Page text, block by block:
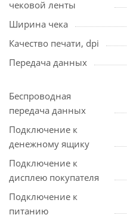
чековой ленты
Ширина чека
Качество печати, dpi
Передача данных
Беспроводная
передача данных
Подключение к
денежному ящику
Подключение к
дисплею покупателя
Подключение к
питанию